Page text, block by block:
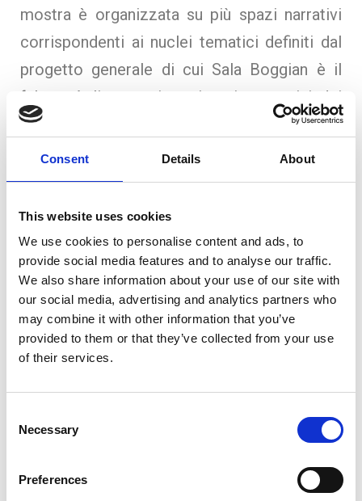
Consent Details About
This website uses cookies
We use cookies to personalise content and ads, to
provide social media features and to analyse our traffic.
We also share information about your use of our site with
our social media, advertising and analytics partners who
may combine it with other information that you’ve
provided to them or that they’ve collected from your use
of their services.
Selection
Necessary
Preferences
mostra è organizzata su più spazi narrativi
corrispondenti ai nuclei tematici definiti dal
progetto generale di cui Sala Boggian è il
fulcro. Agli oggetti testimoni evocativi dei
contesti perduti e degli episodi cruciali
nell’esposizione si affiancano in ogni sala dei
contributi digitali, tra cui proiezioni
oleografiche. Gli spazi espositivi eterogenei
sono degli ambienti autonomi in cui si è
voluto mettere in risalto temi ed episodi
specifici.
Nello spazio d’ingresso il pubblico viene
Castelvecchio rappresentato con i danni
provocati dai bombardamenti del 1944. Il
aggettante inclinato anticipando la scelta